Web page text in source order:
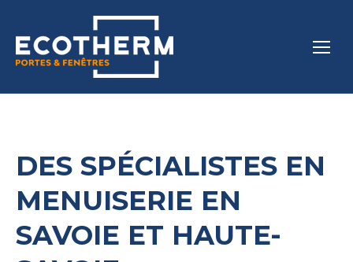
DES SPÉCIALISTES EN
MENUISERIE EN
SAVOIE ET HAUTE-